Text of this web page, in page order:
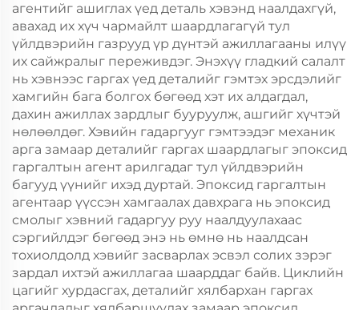
агентийг ашиглах үед деталь хэвэнд наалдахгүй,
авахад их хүч чармайлт шаардлагагүй тул
үйлдвэрийн газрууд үр дүнтэй ажиллагааны илүү
их сайжралыг переживдэг. Энэхүү гладкий салалт
нь хэвнээс гаргах үед деталийг гэмтэх эрсдэлийг
хамгийн бага болгох бөгөөд хэт их алдагдал,
дахин ажиллах зардлыг бууруулж, ашгийг хүчтэй
нөлөөлдөг. Хэвийн гадаргууг гэмтээдэг механик
арга замаар деталийг гаргах шаардлагыг эпоксид
гаргалтын агент арилгадаг тул үйлдвэрийн
багууд үүнийг ихэд дуртай. Эпоксид гаргалтын
агентаар үүссэн хамгаалах давхрага нь эпоксид
смолыг хэвний гадаргуу руу наалдуулахаас
сэргийлдэг бөгөөд энэ нь өмнө нь наалдсан
тохиолдолд хэвийг засварлах эсвэл солих зэрэг
зардал ихтэй ажиллагаа шаарддаг байв. Циклийн
цагийг хурдасгах, деталийг хялбархан гаргах